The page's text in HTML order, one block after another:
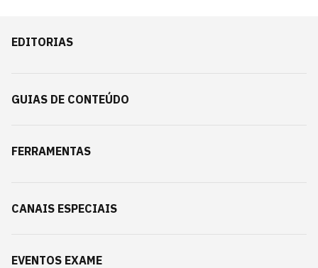
EDITORIAS
GUIAS DE CONTEÚDO
FERRAMENTAS
CANAIS ESPECIAIS
EVENTOS EXAME